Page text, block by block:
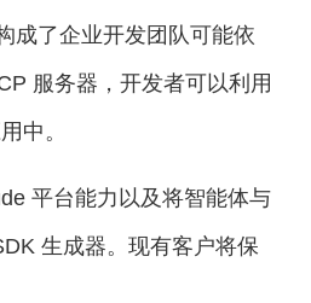
成了企业开发团队可能依
服务器，开发者可以利用
中。
平台能力以及将智能体与
生成器。现有客户将保